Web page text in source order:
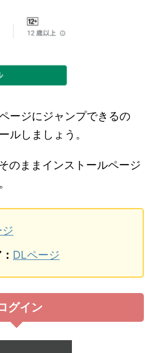
ージにジャンプできるの
ルしましょう。
のままインストールページ
DLページ
グイン